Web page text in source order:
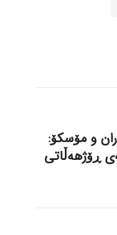
و مۆسکۆ:
ڕۆژهه‌ڵاتی